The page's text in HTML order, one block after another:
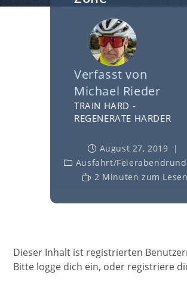
Verfasst von
Michael Rieder
TRAIN HARD -
REGENERATE HARDER
August 27, 2019
Ausfahrt/
2 Minuten zum Lesen
Dieser Inhalt ist registrierten
Bitte logge dich ein, oder registriere